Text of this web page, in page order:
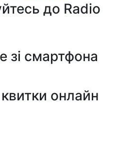
до Radio
зі смартфона
онлайн